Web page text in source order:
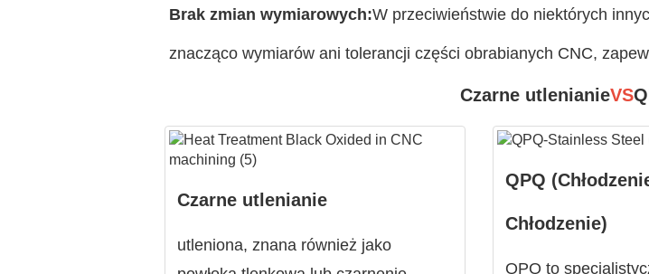
Brak zmian wymiarowych:W przeciwieństwie do niektórych
znacząco wymiarów ani tolerancji części obrabianych CNC,
Czarne utlenianieVS
Czarne utlenianie
utleniona, znana również jako
QPQ
Chłodzenie)
QPQ to